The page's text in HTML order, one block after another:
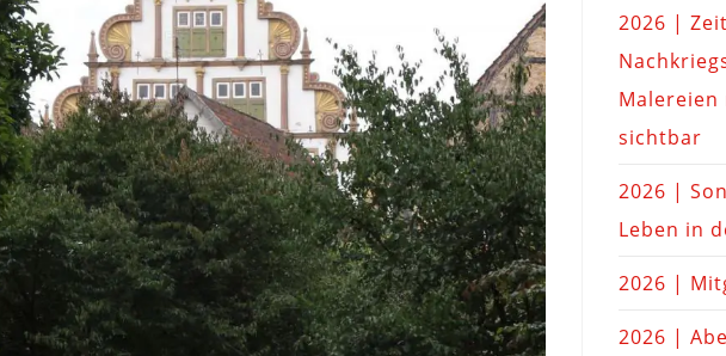
2026 |
Malereien
sichtbar
2026 |
Leben in
2026 |
2026 |